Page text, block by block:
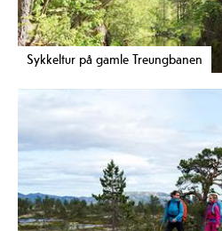
Sykkeltur på gamle Treungbanen